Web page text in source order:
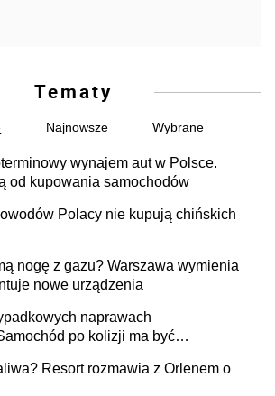
Tematy
Najnowsze Wybrane
wynajem aut w Polsce.
od kupowania samochodów
Polacy nie kupują chińskich
nogę z gazu? Warszawa wymienia
nowe urządzenia
naprawach
po kolizji ma być
Resort rozmawia z Orlenem o